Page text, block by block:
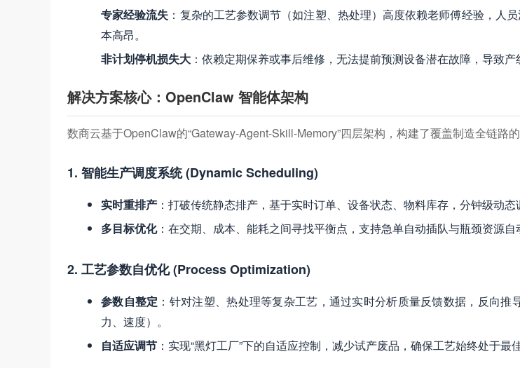
专家经验流失 ：复杂的工艺参数调节（如注塑、热处理）高度依赖老师傅经验，人
本高昂。
非计划停机损失大 ：依赖定期保养或事后维修，无法提前预测设备潜在故障，导致产
解决方案核心：OpenClaw 智能体架构
数商云基于OpenClaw的“Gateway-Agent-Skill-Memory”四层架构，构建了覆盖制造全链路
1. 智能生产调度系统 (Dynamic Scheduling)
实时重排产 ：打破传统静态排产，基于实时订单、设备状态、物料库存，分钟级动态
多目标优化：在交期、成本、能耗之间寻找平衡点，支持急单自动插队与瓶颈资源自
2. 工艺参数自优化 (Process Optimization)
参数自整定 ：针对注塑、热处理等复杂工艺，通过实时分析质量反馈数据，反向推
力、速度）。
自适应调节 ：实现“黑灯工厂”下的自适应控制，减少试产废品，确保工艺始终处于最佳